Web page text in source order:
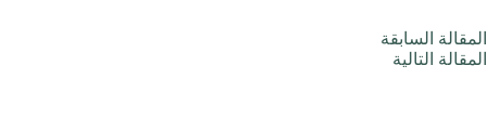
المقالة السابقة
المقالة التالية